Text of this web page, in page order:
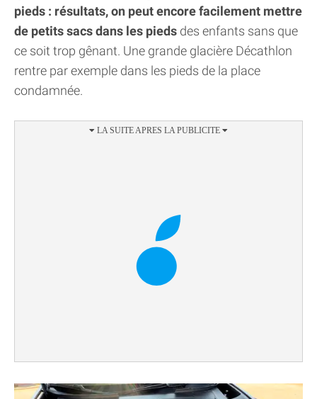
pieds : résultats, on peut encore facilement mettre
de petits sacs dans les pieds des enfants sans que
ce soit trop gênant. Une grande glacière Décathlon
rentre par exemple dans les pieds de la place
condamnée.